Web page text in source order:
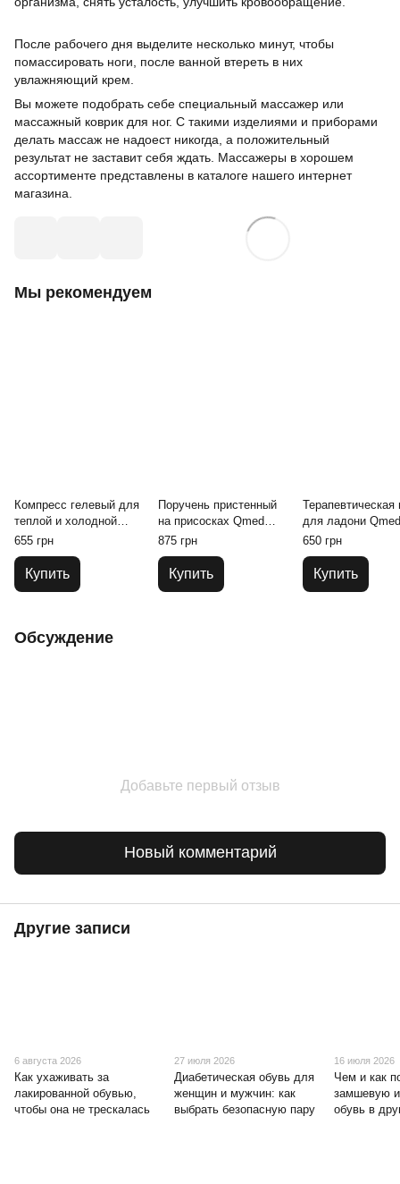
После рабочего дня выделите несколько минут, чтобы
помассировать ноги, после ванной втереть в них
увлажняющий крем.
Вы можете подобрать себе специальный массажер или
массажный коврик для ног. С такими изделиями и приборами
делать массаж не надоест никогда, а положительный
результат не заставит себя ждать. Массажеры в хорошем
ассортименте представлены в каталоге нашего интернет
магазина.
Мы рекомендуем
Компресс гелевый для
теплой и холодной
терапии Qmed Hot Cold
655 грн
Купить
Поручень пристенный
на присосках Qmed
Portable Hand Grip
875 грн
Купить
Терапевтическая
для ладони Qmed
Therapy Putty
650 грн
Купить
Обсуждение
Добавьте первый отзыв
Новый комментарий
Другие записи
6 августа 2026
Как ухаживать за
лакированной обувью,
чтобы она не трескалась
27 июля 2026
Диабетическая обувь для
женщин и мужчин: как
выбрать безопасную пару
16 июля 2026
Чем и как
замшевую
обувь в